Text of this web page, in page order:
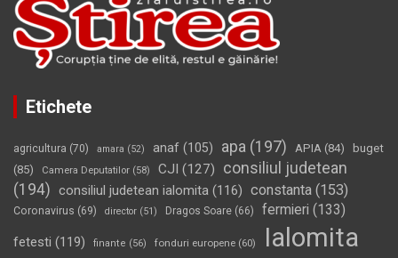
Etichete
agricultura (70) amara (52) anaf (105) apa (197) APIA (84)
buget
(85)
Camera Deputatilor (58) CJI (127)
consiliul judetean
(194) consiliul judetean ialomita (116) constanta (153)
Coronavirus (69) director (51) Dragos Soare (66) fermieri (133)
fetesti (119) finante (56) fonduri europene (60)
Ialomita